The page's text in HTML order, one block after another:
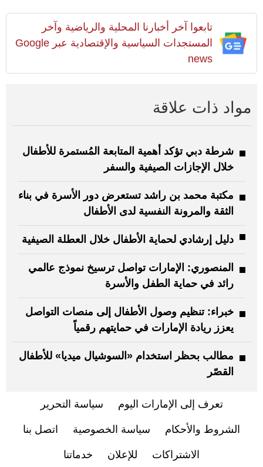
تابعوا آخر أخبارنا المحلية والرياضية وآخر
المستجدات السياسية والإقتصادية عبر Google
news
مواد ذات علاقة
شرطة دبي تؤكد أهمية المتابعة المُستمرة للأطفال
خلال الإجازات الصيفية والسفر
مكتبة محمد بن راشد تستعرض دور الأسرة في بناء
الثقة والمرونة النفسية لدى الأطفال
دليل إرشادي لحماية الأطفال خلال العطلة الصيفية
المنصوري: الإمارات تواصل ترسيخ نموذج عالمي
رائد في حماية الطفل والأسرة
خبراء: تنظيم وصول الأطفال إلى منصات التواصل
يعزز ريادة الإمارات في حمايتهم رقمياً
مطالب بحظر استخدام «السوشيال ميديا» للأطفال
القصّر
تعرف إلى الإمارات اليوم سياسة التحرير
الشروط والأحكام سياسة الخصوصية اتصل بنا
الاشتراكات للإعلان خدماتنا